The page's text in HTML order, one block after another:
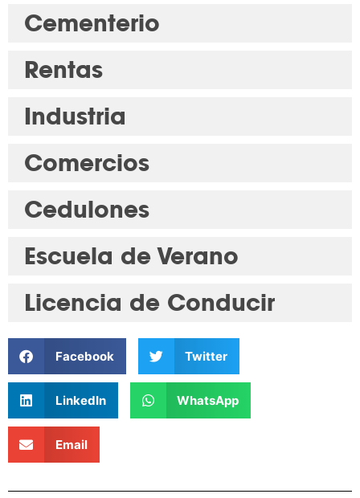
Cementerio
Rentas
Industria
Comercios
Cedulones
Escuela de Verano
Licencia de Conducir
Facebook Twitter
LinkedIn WhatsApp
Email